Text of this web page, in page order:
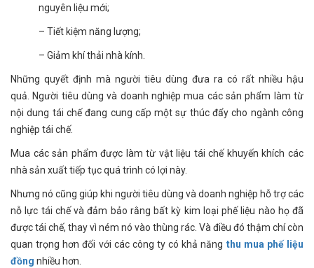
nguyên liệu mới;
– Tiết kiệm năng lượng;
– Giảm khí thải nhà kính.
Những quyết định mà người tiêu dùng đưa ra có rất nhiều hậu
quả. Người tiêu dùng và doanh nghiệp mua các sản phẩm làm từ
nội dung tái chế đang cung cấp một sự thúc đẩy cho ngành công
nghiệp tái chế.
Mua các sản phẩm được làm từ vật liệu tái chế khuyến khích các
nhà sản xuất tiếp tục quá trình có lợi này.
Nhưng nó cũng giúp khi người tiêu dùng và doanh nghiệp hỗ trợ các
nỗ lực tái chế và đảm bảo rằng bất kỳ kim loại phế liệu nào họ đã
được tái chế, thay vì ném nó vào thùng rác. Và điều đó thậm chí còn
quan trọng hơn đối với các công ty có khả năng thu mua phế liệu
đồng nhiều hơn.